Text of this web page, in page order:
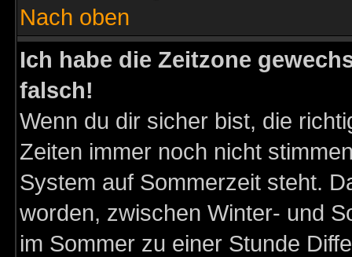
Nach oben
Ich habe die Zeitzone
falsch!
Wenn du dir sicher bist, die
Zeiten immer noch nicht
System auf Sommerzeit steht.
worden, zwischen Winter- und
im Sommer zu einer Stunde